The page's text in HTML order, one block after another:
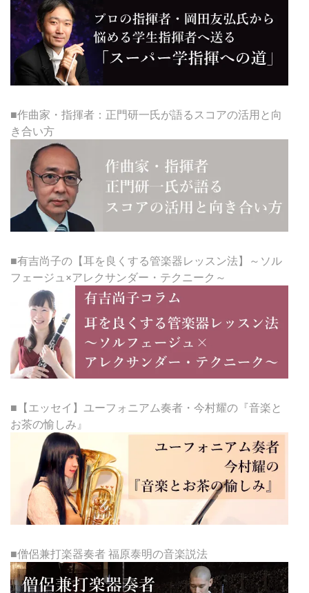
■作曲家・指揮者：正門研一氏が語るスコアの活用と向
き合い方
■有吉尚子の【耳を良くする管楽器レッスン法】～ソル
フェージュ×アレクサンダー・テクニーク～
■【エッセイ】ユーフォニアム奏者・今村耀の『音楽と
お茶の愉しみ』
■僧侶兼打楽器奏者 福原泰明の音楽説法